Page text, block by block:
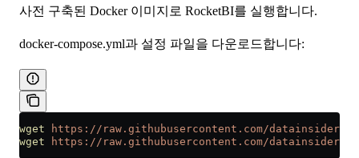
사전 구축된 Docker 이미지로 RocketBI를 실행합니다.
docker-compose.yml과 설정 파일을 다운로드합니다:
wget https://raw.githubusercontent.com/datainsider-
wget https://raw.githubusercontent.com/datainsider-